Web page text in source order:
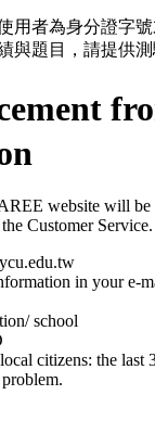
用者為身分證字
與題目，請提供
website will
Customer Service.
in your e-
school
citizens: the last